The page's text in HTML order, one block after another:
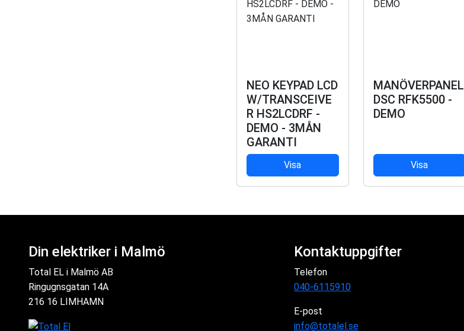
NEO KEYPAD LCD
W/TRANSCEIVE
R HS2LCDRF -
DEMO - 3MÅN
GARANTI
Visa
MANÖVERPANEL
DSC RFK5500 -
DEMO
Visa
Din elektriker i Malmö
Total EL i Malmö AB
Ringugnsgatan 14A
216 16 LIMHAMN
Kontaktuppgifter
Telefon
040-6115910
E-post
info@totalel.se